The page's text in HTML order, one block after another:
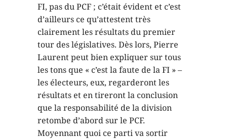
FI, pas du PCF ; c’était évident et c’est
d’ailleurs ce qu’attestent très
clairement les résultats du premier
tour des législatives. Dès lors, Pierre
Laurent peut bien expliquer sur tous
les tons que « c’est la faute de la FI » –
les électeurs, eux, regarderont les
résultats et en tireront la conclusion
que la responsabilité de la division
retombe d’abord sur le PCF.
Moyennant quoi ce parti va sortir